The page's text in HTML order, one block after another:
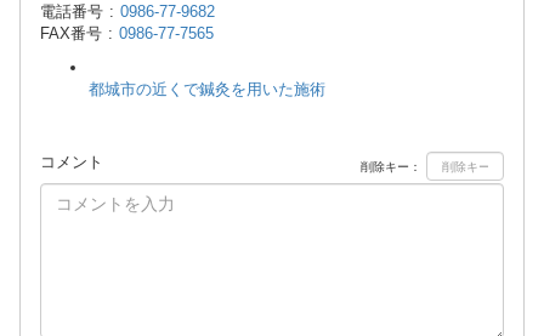
電話番号 : 0986-77-9682
FAX番号 : 0986-77-7565
都城市の近くで鍼灸を用いた施術
コメント 削除キー：